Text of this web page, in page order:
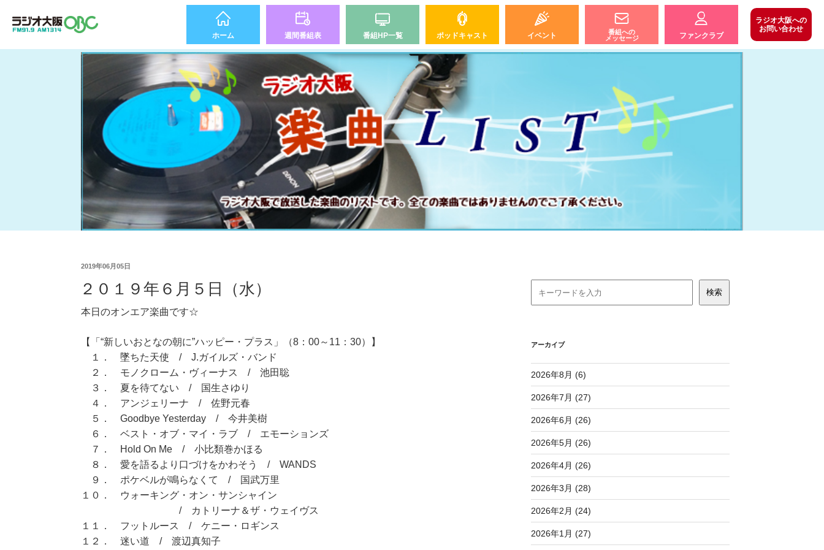
ホーム 週間番組表 番組HP一覧 ポッドキャスト イベント
番組への
メッセージ
ファンクラブ
ラジオ大阪への
お問い合わせ
2019年06月05日
２０１９年６月５日（水）
本日のオンエア楽曲です☆
【「“新しいおとなの朝に”ハッピー・プラス」（8：00～11：30）】
１． 墜ちた天使 / J.ガイルズ・バンド
２． モノクローム・ヴィーナス / 池田聡
３． 夏を待てない / 国生さゆり
４． アンジェリーナ / 佐野元春
５． Goodbye Yesterday / 今井美樹
６． ベスト・オブ・マイ・ラブ / エモーションズ
７． Hold On Me / 小比類巻かほる
８． 愛を語るより口づけをかわそう / WANDS
９． ポケベルが鳴らなくて / 国武万里
１０． ウォーキング・オン・サンシャイン
/ カトリーナ＆ザ・ウェイヴス
１１． フットルース / ケニー・ロギンス
１２． 迷い道 / 渡辺真知子
アーカイブ
2026年8月 (6)
2026年7月 (27)
2026年6月 (26)
2026年5月 (26)
2026年4月 (26)
2026年3月 (28)
2026年2月 (24)
2026年1月 (27)